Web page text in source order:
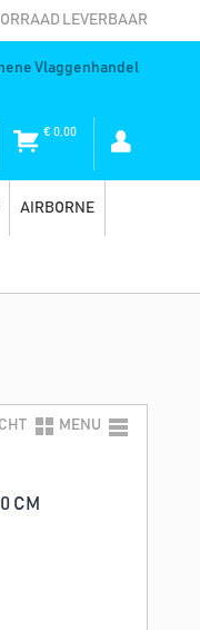
LEVERBAAR
Vlaggenhandel
€0,00
AIRBORNE
MENU
CM